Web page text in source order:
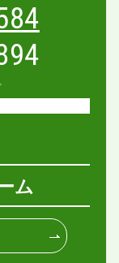
ム